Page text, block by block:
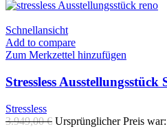
Schnellansicht
Add to compare
Zum Merkzettel hinzufügen
Stressless Ausstellungsstück
Stressless
3.949,00€ Ursprünglicher Preis war: